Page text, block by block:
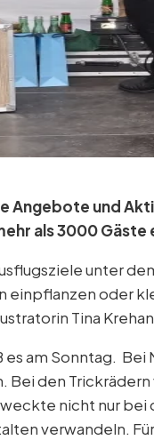
als 3000
unter
einpflanzen oder
Tina
es am Sonntag.
Bei den
nicht nur bei
verwandeln.